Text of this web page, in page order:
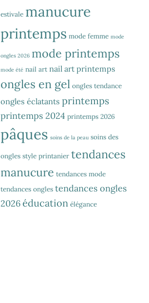
estivale manucure
printemps mode femme mode
ongles 2026 mode printemps
mode été nail art nail art printemps
ongles en gel ongles tendance
ongles éclatants printemps
printemps 2024 printemps 2026
pâques soins de la peau soins des
ongles style printanier tendances
manucure tendances mode
tendances ongles tendances ongles
2026 éducation élégance